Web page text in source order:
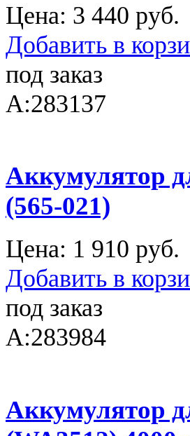
Цена: 3 440 руб.
Добавить в
под заказ
A:283137
Аккумулятор
(565-021)
Цена: 1 910 руб.
Добавить в
под заказ
A:283984
Аккумулятор